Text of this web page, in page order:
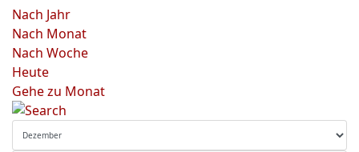
Nach Jahr
Nach Monat
Nach Woche
Heute
Gehe zu Monat